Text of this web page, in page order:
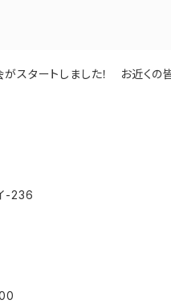
タートしました！ お近くの皆
-236